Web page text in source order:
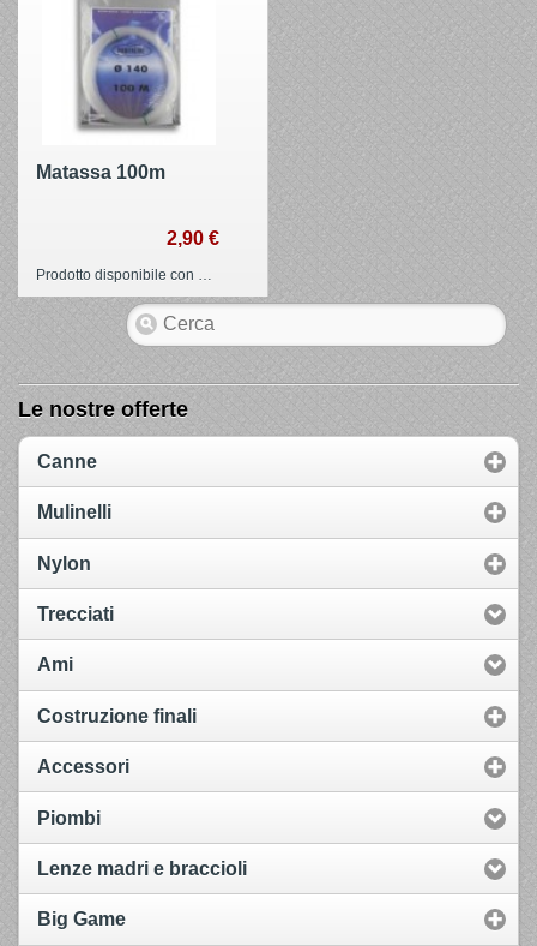
Matassa 100m
2,90 €
Le nostre offerte
Canne
Mulinelli
Nylon
Trecciati
Ami
Costruzione finali
Accessori
Piombi
Lenze madri e braccioli
Big Game